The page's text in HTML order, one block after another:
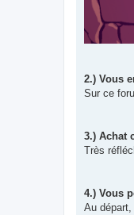
2.) Vous
Sur ce
3.) Achat
Très
4.) Vous
Au départ,